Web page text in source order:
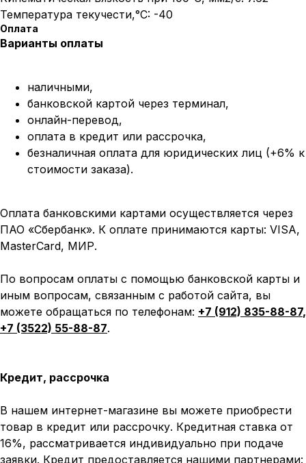
Температура текучести,°C: -40
Оплата
Варианты оплаты
наличными,
банковской картой через терминал,
онлайн-перевод,
оплата в кредит или рассрочка,
безналичная оплата для юридических лиц (+6% к
стоимости заказа).
Оплата банковскими картами осуществляется через
ПАО «Сбербанк». К оплате принимаются карты: VISA,
MasterCard, МИР.
По вопросам оплаты с помощью банковской карты и
иным вопросам, связанным с работой сайта, вы
можете обращаться по телефонам: +7 (912) 835-88-87,
+7 (3522) 55-88-87.
Кредит, рассрочка
В нашем интернет-магазине вы можете приобрести
товар в кредит или рассрочку. Кредитная ставка от
16%, рассматривается индивидуально при подаче
заявки. Кредит предоставляется нашими партнерами: